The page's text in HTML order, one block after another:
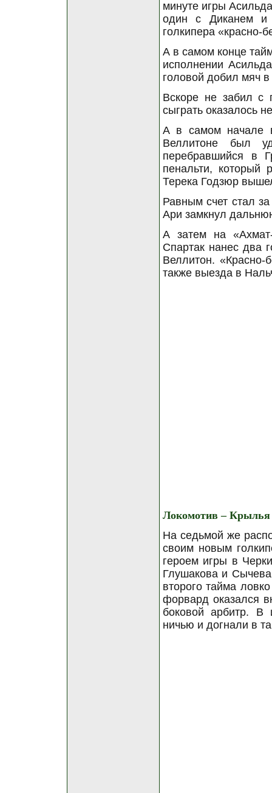
минуте игры
один с Диканем и
голкипера «красно-
А в самом конце
исполнении
головой добил мяч в
Вскоре не забил с
сыграть оказалось
А в самом начале
Веллитоне был
перебравшийся в
пенальти, который
Терека Годзюр
Равным счет стал
Ари замкнул
А затем на
Спартак нанес два
Веллитон.
также выезда в
Локомотив – Крылья
На седьмой же
своим новым
героем игры в
Глушакова и
второго тайма
форвард оказался
боковой арбитр. В
ничью и догнали в